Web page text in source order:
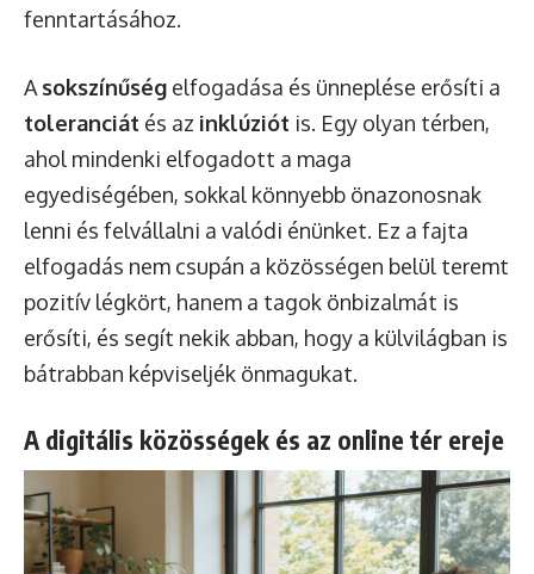
fenntartásához.
A sokszínűség elfogadása és ünneplése erősíti a
toleranciát és az inklúziót is. Egy olyan térben,
ahol mindenki elfogadott a maga
egyediségében, sokkal könnyebb önazonosnak
lenni és felvállalni a valódi énünket. Ez a fajta
elfogadás nem csupán a közösségen belül teremt
pozitív légkört, hanem a tagok önbizalmát is
erősíti, és segít nekik abban, hogy a külvilágban is
bátrabban képviseljék önmagukat.
A digitális közösségek és az online tér ereje